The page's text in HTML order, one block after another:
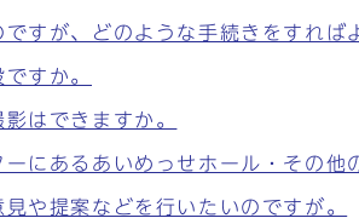
すが、どのような手続きをすれば
すか。
はできますか。
にあるあいめっせホール・その他
や提案などを行いたいのですが。